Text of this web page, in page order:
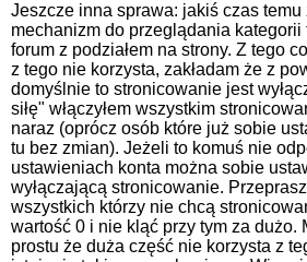
Jeszcze inna sprawa: jakiś czas temu
mechanizm do przeglądania kategorii
forum z podziałem na strony. Z tego
z tego nie korzysta, zakładam że z
domyślnie to stronicowanie jest
siłę" włączyłem wszystkim
naraz (oprócz osób które już sobie
tu bez zmian). Jeżeli to komuś nie
ustawieniach konta można sobie
wyłączającą stronicowanie.
wszystkich którzy nie chcą
wartość 0 i nie kląć przy tym za dużo.
prostu że duża część nie korzysta z